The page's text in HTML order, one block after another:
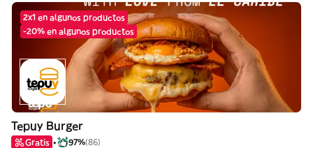
2x1 en algunos productos
-20% en algunos productos
Tepuy Burger
Gratis 97%(86)